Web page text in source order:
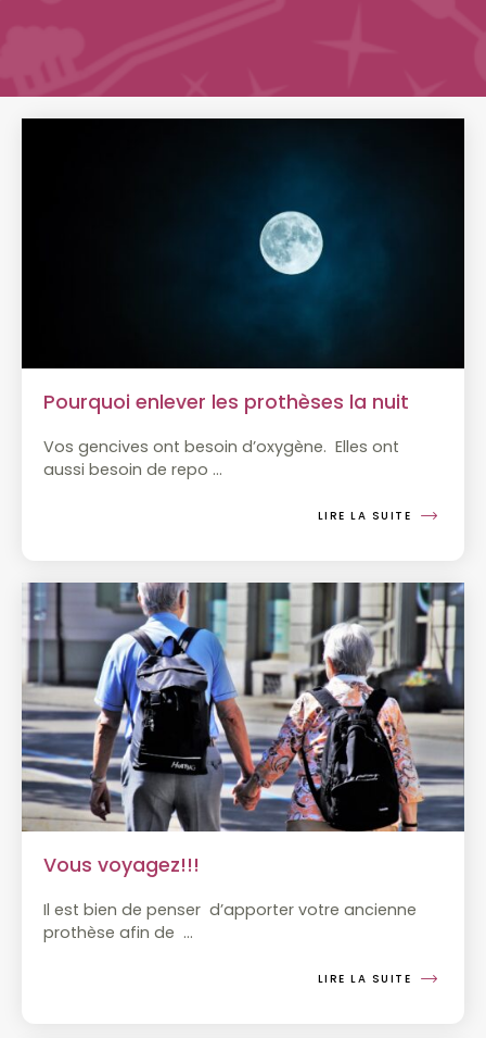
Pourquoi enlever les prothèses la nuit
Vos gencives ont besoin d’oxygène. Elles ont
aussi besoin de repo …
LIRE LA SUITE
Vous voyagez!!!
Il est bien de penser d’apporter votre ancienne
prothèse afin de …
LIRE LA SUITE